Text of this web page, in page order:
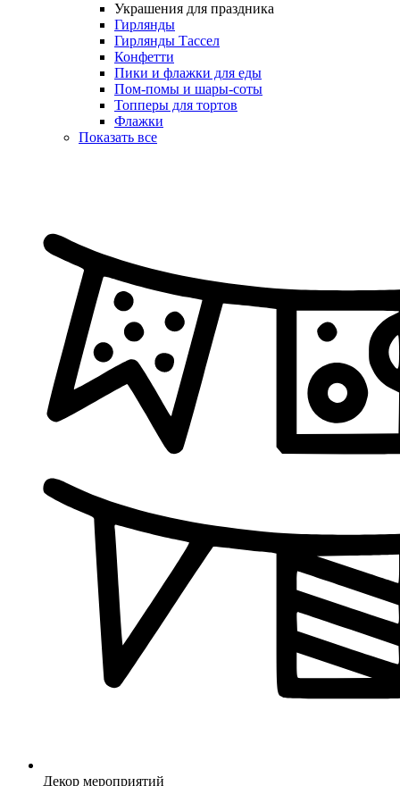
Украшения для праздника
Гирлянды
Гирлянды Тассел
Конфетти
Пики и флажки для еды
Пом-помы и шары-соты
Топперы для тортов
Флажки
Показать все
Декор мероприятий